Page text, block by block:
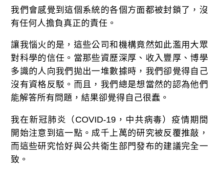
我們會感覺到這個系統的各個方面都被封鎖了，沒
有任何人擔負真正的責任。
讓我惱火的是，這些公司和機構竟然如此濫用大眾
對科學的信任。當那些資歷深厚、收入豐厚、博學
多識的人向我們拋出一堆數據時，我們卻覺得自己
沒有資格反駁。而且，我們總是想當然的認為他們
能解答所有問題，結果卻覺得自己很蠢。
我在新冠肺炎（COVID-19，中共病毒）疫情期間
開始注意到這一點。成千上萬的研究被反覆推敲，
而這些研究恰好與公共衛生部門發布的建議完全一
致。